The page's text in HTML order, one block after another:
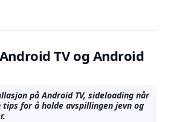
TV og Android
på Android TV, sideloading når
tips for å holde avspillingen jevn og